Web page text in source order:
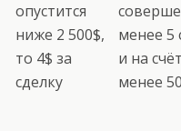
опустится
ниже 2 500$,
то 4$ за
сделку
менее 5
и на
менее